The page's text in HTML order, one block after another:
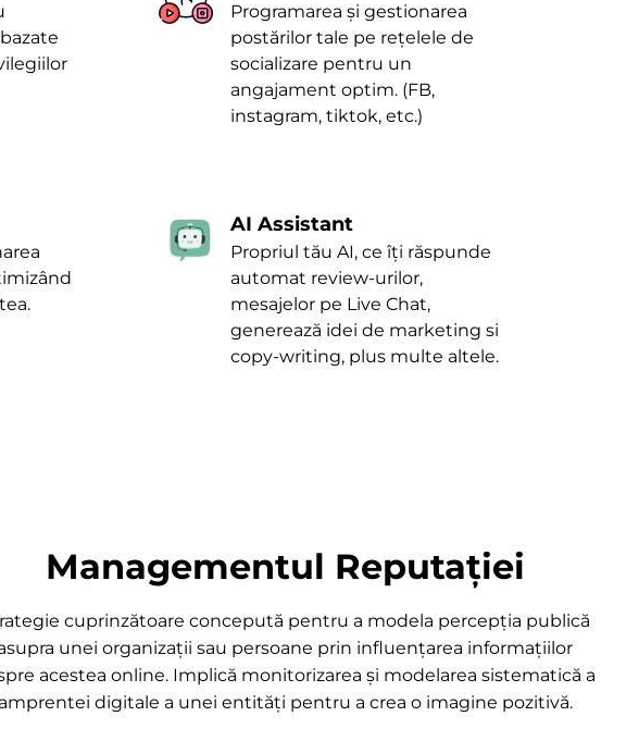
Programarea și gestionarea
postărilor tale pe rețelele de
socializare pentru un
angajament optim. (FB,
instagram, tiktok, etc.)
AI Assistant
Propriul tău AI, ce îți răspunde
automat review-urilor,
mesajelor pe Live Chat,
generează idei de marketing si
copy-writing, plus multe altele.
Managementul Reputației
cuprinzătoare concepută pentru a modela percepția publică
unei organizații sau persoane prin influențarea informațiilor
acestea online. Implică monitorizarea și modelarea sistematică a
amprentei digitale a unei entități pentru a crea o imagine pozitivă.